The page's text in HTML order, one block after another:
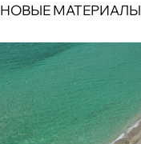
НОВЫЕ МАТЕРИАЛЫ